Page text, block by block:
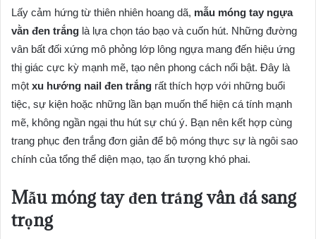
Lấy cảm hứng từ thiên nhiên hoang dã, mẫu móng tay ngựa
vằn đen trắng là lựa chọn táo bạo và cuốn hút. Những đường
vân bất đối xứng mô phỏng lớp lông ngựa mang đến hiệu ứng
thị giác cực kỳ mạnh mẽ, tạo nên phong cách nổi bật. Đây là
một xu hướng nail đen trắng rất thích hợp với những buổi
tiệc, sự kiện hoặc những lần bạn muốn thể hiện cá tính mạnh
mẽ, không ngần ngại thu hút sự chú ý. Bạn nên kết hợp cùng
trang phục đen trắng đơn giản để bộ móng thực sự là ngôi sao
chính của tổng thể diện mạo, tạo ấn tượng khó phai.
Mẫu móng tay đen trắng vân đá sang
trọng